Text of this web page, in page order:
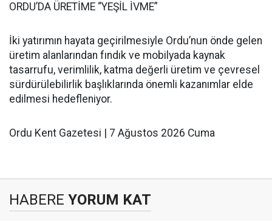
ORDU’DA ÜRETİME “YEŞİL İVME”
İki yatırımın hayata geçirilmesiyle Ordu’nun önde gelen
üretim alanlarından fındık ve mobilyada kaynak
tasarrufu, verimlilik, katma değerli üretim ve çevresel
sürdürülebilirlik başlıklarında önemli kazanımlar elde
edilmesi hedefleniyor.
Ordu Kent Gazetesi | 7 Ağustos 2026 Cuma
HABERE YORUM KAT